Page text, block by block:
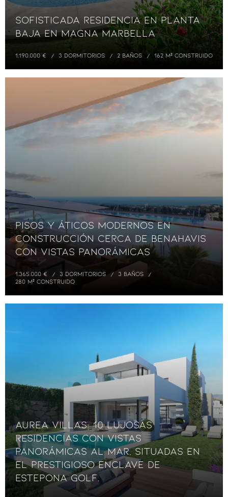
Sofisticada residencia en planta
baja en Magna Marbella
1.190.000 € 3 DORMITORIOS 2 BAÑOS 162 M² CONSTRUIDO
Pisos y áticos modernos en
construcción cerca de Benahavis
con vistas panorámicas
1.365.000 € 3 DORMITORIOS
3 BAÑOS
280 M² CONSTRUIDO
Aurea Villas: 10 lujosas
residencias con vistas
panorámicas al mar, situadas en
el prestigioso enclave de
Estepona Golf.